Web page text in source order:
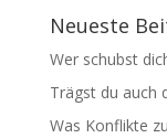
Neueste
Wer schubst
Trägst du auch
Was Konflikte